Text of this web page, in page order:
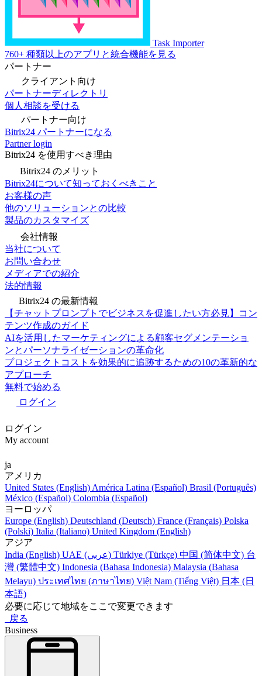
Task Importer
760+ 種類以上のアプリと統合機能を見る
パートナー
クライアント向け
パートナーディレクトリ
個人相談を受ける
パートナー向け
Bitrix24 パートナーになる
Partner login
Bitrix24 を使用すべき理由
Bitrix24 のメリット
Bitrix24について知っておくべきこと
お客様の声
他のソリューションとの比較
製品のカスタマイズ
会社情報
当社について
お問い合わせ
メディアでの紹介
法的情報
Bitrix24 の最新情報
【チャットプロンプトでビジネスを促進したい方必見】コン
テンツ作成のガイド
AIを活用したマーケティングによる顧客セグメンテーショ
ンとパーソナライゼーションの革命化
プロジェクトコストを効果的に追跡するための10の革新的な
アプローチ
無料で始める
ログイン
ログイン
My account
ja
アメリカ
United States (English) América Latina (Español) Brasil (Português)
México (Español) Colombia (Español)
ヨーロッパ
Europe (English) Deutschland (Deutsch) France (Français) Polska
(Polski) Italia (Italiano) United Kingdom (English)
アジア
India (English)
UAE (عربي) Türkiye (Türkçe) 中国 (简体中文) 台
灣 (繁體中文) Indonesia (Bahasa Indonesia) Malaysia (Bahasa
Melayu) ประเทศไทย (ภาษาไทย) Việt Nam (Tiếng Việt) 日本 (日
本語)
必要に応じて地域をここで変更できます
戻る
Business